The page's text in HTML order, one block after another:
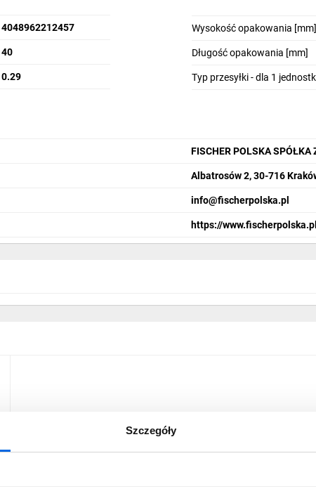
Szczegóły
4048962212457
40
0.29
Wysokość opakowania [mm]
Długość opakowania [mm]
Typ przesyłki - dla 1
FISCHER POLSKA SPÓŁKA
Albatrosów 2, 30-716
info@fischerpolska.pl
https://